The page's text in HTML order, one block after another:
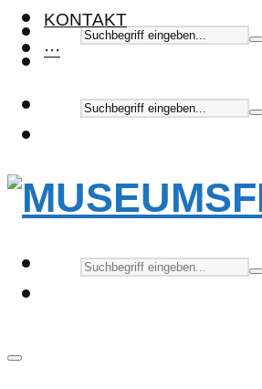
KONTAKT
···